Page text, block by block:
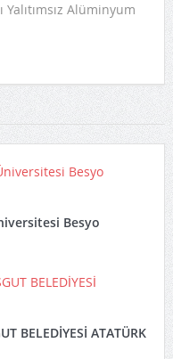
Yalıtımsız Alüminyum
Besyo
BELEDİYESİ ATATÜRK